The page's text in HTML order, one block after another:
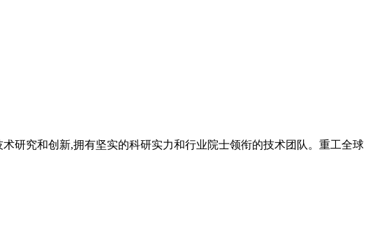
研究和创新,拥有坚实的科研实力和行业院士领衔的技术团队。重工全球